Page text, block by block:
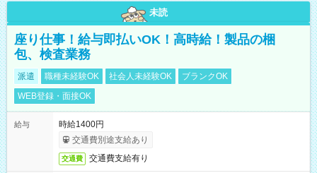
未読
座り仕事！給与即払いOK！高時給！製品の梱
包、検査業務
派遣 職種未経験OK 社会人未経験OK
ブランクOK
WEB登録・面接OK
給与
時給1400円
交通費別途支給あり
交通費 交通費支給有り